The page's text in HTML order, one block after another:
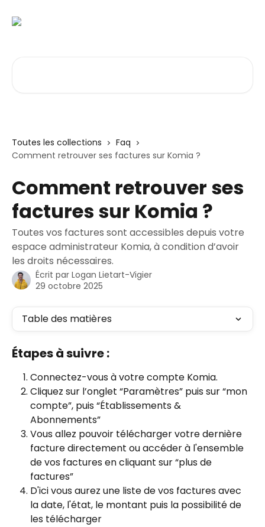
Toutes les collections
Faq
Comment retrouver ses factures sur Komia ?
Comment retrouver ses
factures sur Komia ?
Toutes vos factures sont accessibles depuis votre
espace administrateur Komia, à condition d’avoir
les droits nécessaires.
Écrit par Logan Lietart-Vigier
29 octobre 2025
Table des matières
Étapes à suivre :
Connectez-vous à votre compte Komia.
Cliquez sur l’onglet “Paramètres” puis sur “mon
compte”, puis “Établissements &
Abonnements”
Vous allez pouvoir télécharger votre dernière
facture directement ou accéder à l'ensemble
de vos factures en cliquant sur “plus de
factures”
D'ici vous aurez une liste de vos factures avec
la date, l'état, le montant puis la possibilité de
les télécharger